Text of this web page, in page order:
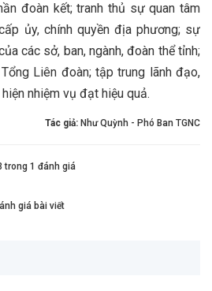
đoàn kết; tranh thủ sự quan tâm
ủy, chính quyền địa phương; sự
các sở, ban, ngành, đoàn thể tỉnh;
Liên đoàn; tập trung lãnh đạo,
nhiệm vụ đạt hiệu quả.
Tác giả: Như Quỳnh - Phó Ban TGNC
trong 1 đánh giá
giá bài viết